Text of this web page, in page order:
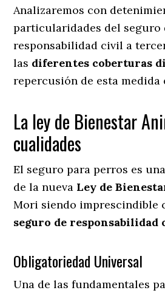
Analizaremos con
particularidades del seguro
responsabilidad civil a
las diferentes coberturas
repercusión de esta medida
La ley de Bienestar
cualidades
El seguro para perros es
de la nueva Ley de
Mori siendo imprescindible
seguro de
Obligatoriedad Universal
Una de las fundamentales